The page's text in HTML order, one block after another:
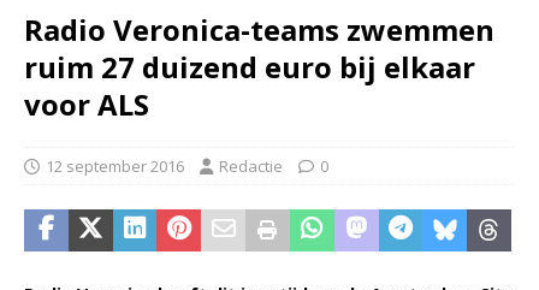
Radio Veronica-teams zwemmen
ruim 27 duizend euro bij elkaar
voor ALS
12 september 2016 Redactie 0